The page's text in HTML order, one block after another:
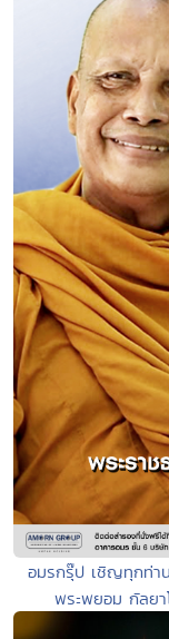
อมรกรุ๊ป เชิญทุกท่า
พระพยอม กัลยา